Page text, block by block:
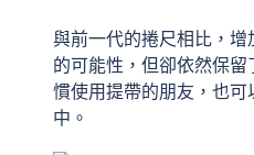
與前一代的捲尺相比，
的可能性，但卻依然保
慣使用提帶的朋友，也
中。